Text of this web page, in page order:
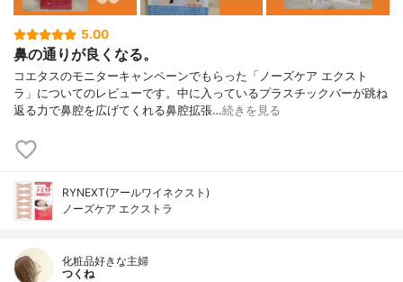
5.00
鼻の通りが良くなる。
コエタスのモニターキャンペーンでもらった「ノーズケア エクスト
ラ」についてのレビューです。中に入っているプラスチックバーが跳ね
返る力で鼻腔を広げてくれる鼻腔拡張…続きを見る
RYNEXT(アールワイネクスト)
ノーズケア エクストラ
化粧品好きな主婦
つくね